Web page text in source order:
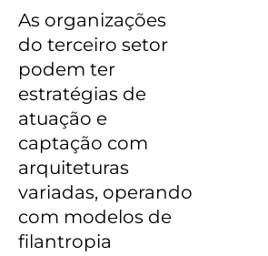
As organizações
do terceiro setor
podem ter
estratégias de
atuação e
captação com
arquiteturas
variadas, operando
com modelos de
filantropia